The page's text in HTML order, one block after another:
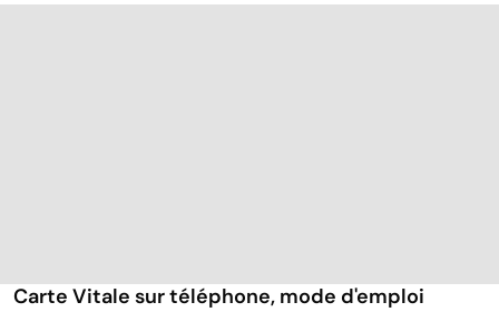
Carte Vitale sur téléphone, mode d'emploi